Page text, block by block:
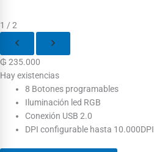
1 / 2
₲ 235.000
Hay existencias
8 Botones programables
Iluminación led RGB
Conexión USB 2.0
DPI configurable hasta 10.000DPI